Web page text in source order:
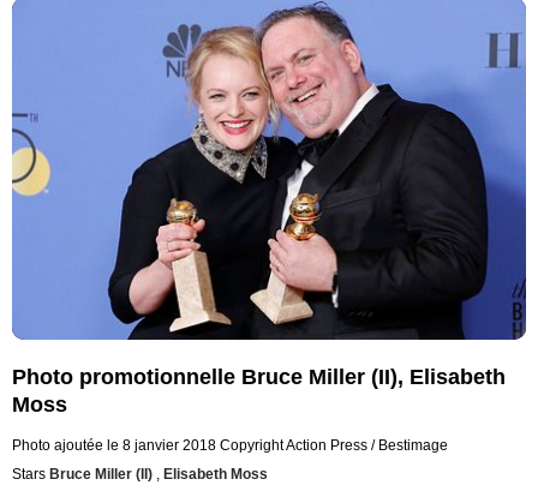
Photo promotionnelle Bruce Miller (II), Elisabeth
Moss
Photo ajoutée le 8 janvier 2018 Copyright Action Press / Bestimage
Stars Bruce Miller (II) , Elisabeth Moss